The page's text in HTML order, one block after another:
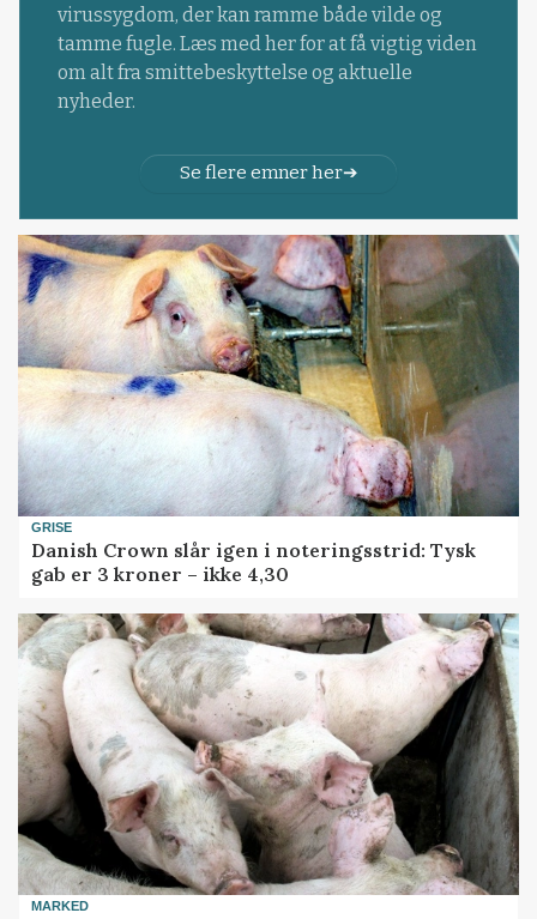
virussygdom, der kan ramme både vilde og
tamme fugle. Læs med her for at få vigtig viden
om alt fra smittebeskyttelse og aktuelle
nyheder.
Se flere emner her
GRISE
Danish Crown slår igen i noteringsstrid: Tysk
gab er 3 kroner – ikke 4,30
MARKED